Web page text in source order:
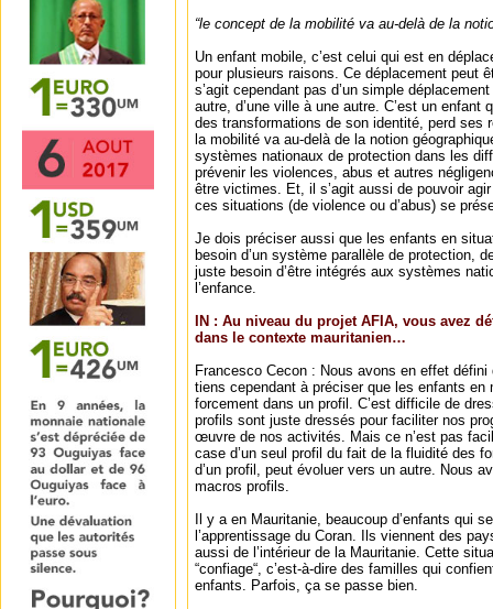
“le concept de la mobilité va au-delà de la
Un enfant mobile, c’est celui qui est en
pour plusieurs raisons. Ce déplacement peut
s’agit cependant pas d’un simple
autre, d’une ville à une autre. C’est un
des transformations de son identité, perd ses
la mobilité va au-delà de la notion
systèmes nationaux de protection dans les
prévenir les violences, abus et autres
être victimes. Et, il s’agit aussi de pouvoir
ces situations (de violence ou d’abus) se
Je dois préciser aussi que les enfants en
besoin d’un système parallèle de protection,
juste besoin d’être intégrés aux systèmes
l’enfance.
IN : Au niveau du projet AFIA, vous avez
dans le contexte mauritanien…
Francesco Cecon : Nous avons en effet
tiens cependant à préciser que les enfants en
forcement dans un profil. C’est difficile de
profils sont juste dressés pour faciliter nos
œuvre de nos activités. Mais ce n’est pas
case d’un seul profil du fait de la fluidité des
d’un profil, peut évoluer vers un autre. Nous
macros profils.
Il y a en Mauritanie, beaucoup d’enfants qui
l’apprentissage du Coran. Ils viennent des
aussi de l’intérieur de la Mauritanie. Cette
“confiage“, c’est-à-dire des familles qui
enfants. Parfois, ça se passe bien.